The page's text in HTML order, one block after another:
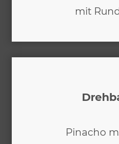
mit
Pinacho